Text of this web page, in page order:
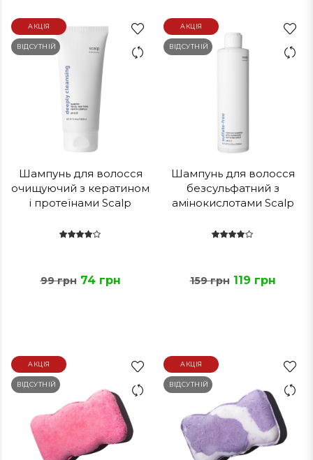
АКЦІЯ
ВІДСУТНІЙ
Шампунь для волосся
очищуючий з кератином
і протеїнами Scalp
99 грн 74 грн
АКЦІЯ
ВІДСУТНІЙ
Шампунь для волосся
безсульфатний з
амінокислотами Scalp
159 грн 119 грн
АКЦІЯ
ВІДСУТНІЙ
АКЦІЯ
ВІДСУТНІЙ